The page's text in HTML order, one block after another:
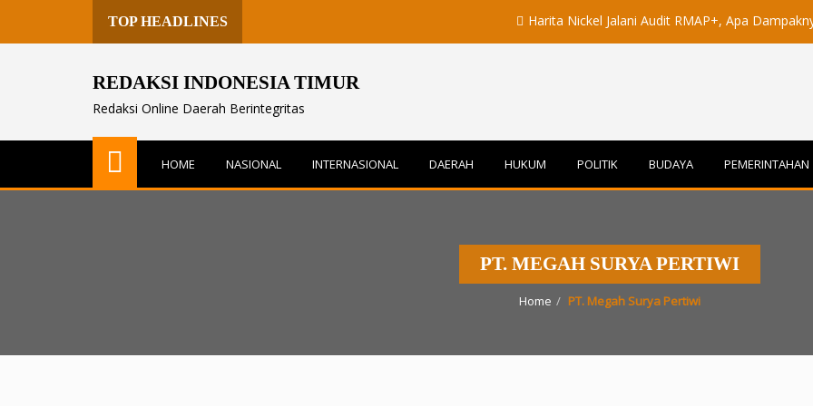
TOP HEADLINES Harita Nickel Jalani Audit RMAP+, Apa Dampaknya
REDAKSI INDONESIA TIMUR
Redaksi Online Daerah Berintegritas
HOME NASIONAL INTERNASIONAL DAERAH HUKUM POLITIK BUDAYA PEMERINTAHAN
PT. MEGAH SURYA PERTIWI
Home PT. Megah Surya Pertiwi